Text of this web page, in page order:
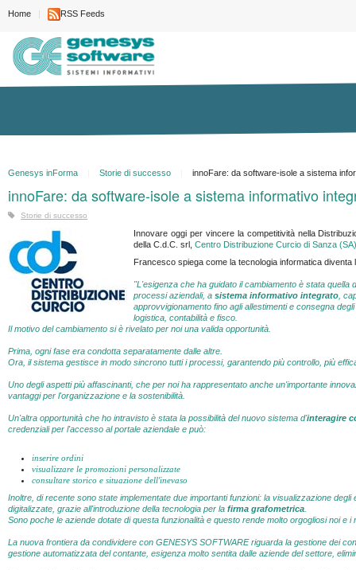
Home RSS Feeds
Genesys inForma Storie di successo innoFare: da software-isole a sistema
innoFare: da software-isole a sistema informativo
Storie di successo
Innovare oggi per vincere la competitività nella
della C.d.C. srl, Centro Distribuzione Curcio di Sanza (SA)
Francesco spiega come la tecnologia informatica
"L'esigenza che ha guidato il cambiamento è stata
processi aziendali, a sistema informativo integrato ,
approvvigionamento fino agli allestimenti e consegna
logistica, contabilità e fisco.
Il motivo del cambiamento si è rivelato per noi una valida opportunità.
Prima, ogni fase era condotta separatamente dalle altre.
Ora, il sistema gestisce in modo sincrono tutti i processi, garantendo più controllo, più
Uno degli aspetti più affascinanti, che per noi ha rappresentato anche un'importante
vantaggi per l'organizzazione e la sostenibilità.
Un'altra opportunità che ho intravisto è stata la possibilità del nuovo sistema d'interagire
credenziali per l'accesso al portale aziendale e può:
inserire ordini
visualizzare le promozioni personalizzate
consultare storico e situazione dell'inevaso
Inoltre, di recente sono state implementate due importanti funzioni: la visualizzazione
digitalizzate, grazie all'introduzione della tecnologia per la firma grafometrica
Sono poche le aziende dotate di questa funzionalità e questo rende molto orgogliosi noi e
La nuova frontiera da condividere con GENESYS SOFTWARE riguarda la gestione dei
gestione automatizzata del contante, esigenza molto sentita dalle aziende del settore,